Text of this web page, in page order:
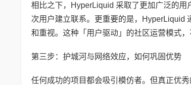
相比之下，HyperLiquid 采取了更加广泛的
次用户建立联系。更重要的是，HyperLiquid
和重视。这种「用户驱动」的社区运营模式
第三步：护城河与网络效应，如何巩固优势
任何成功的项目都会吸引模仿者。但真正优